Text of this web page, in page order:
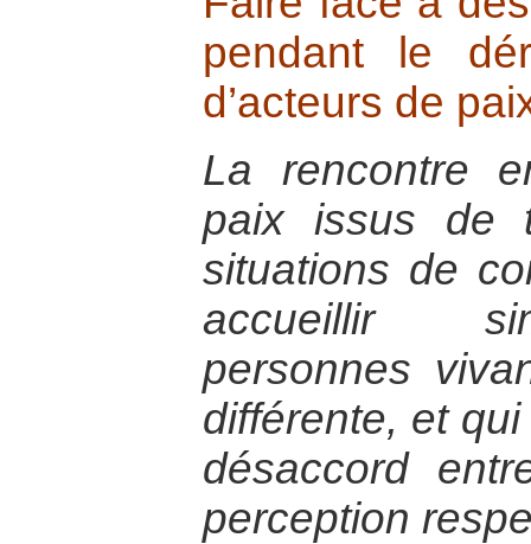
pendant le
d’acteurs de
La rencontre
paix issus de
situations de
accueillir
personnes
différente, et
désaccord
perception